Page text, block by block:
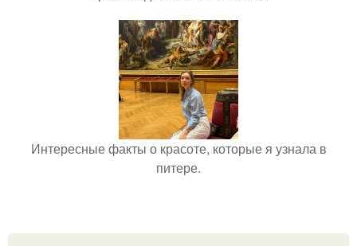
Интересные факты о красоте, которые я узнала в
питере.